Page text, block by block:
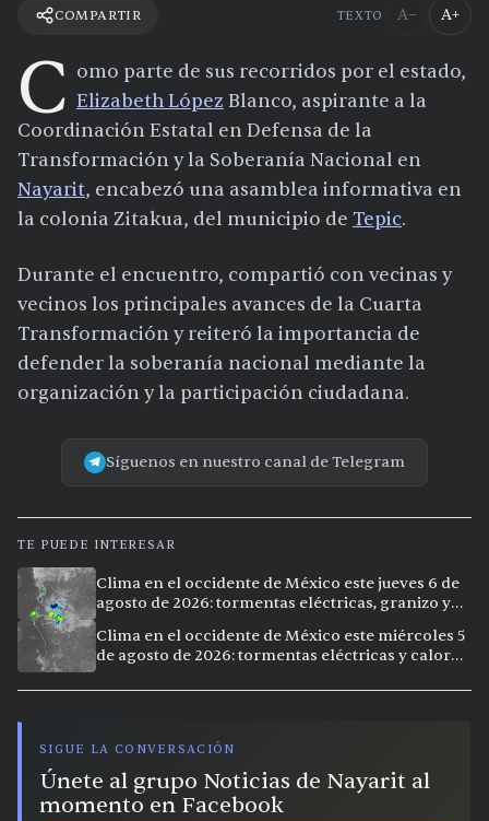
COMPARTIR TEXTO A− A+
C omo parte de sus recorridos por el estado,
Elizabeth López Blanco, aspirante a la
Coordinación Estatal en Defensa de la
Transformación y la Soberanía Nacional en
Nayarit, encabezó una asamblea informativa en
la colonia Zitakua, del municipio de Tepic.
Durante el encuentro, compartió con vecinas y
vecinos los principales avances de la Cuarta
Transformación y reiteró la importancia de
defender la soberanía nacional mediante la
organización y la participación ciudadana.
Síguenos en nuestro canal de Telegram
TE PUEDE INTERESAR
Clima en el occidente de México este jueves 6 de
agosto de 2026: tormentas eléctricas, granizo y
Clima en el occidente de México este miércoles 5
de agosto de 2026: tormentas eléctricas y calor
SIGUE LA CONVERSACIÓN
Únete al grupo Noticias de Nayarit al
momento en Facebook